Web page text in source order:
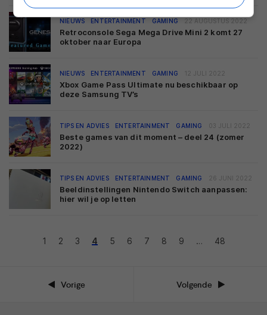
NIEUWS ENTERTAINMENT GAMING 22 AUGUSTUS 2022
Retroconsole Sega Mega Drive Mini 2 komt 27
oktober naar Europa
NIEUWS ENTERTAINMENT GAMING 12 JULI 2022
Xbox Game Pass Ultimate nu beschikbaar op
deze Samsung TV’s
TIPS EN ADVIES ENTERTAINMENT GAMING 03 JULI 2022
Beste games van dit moment – deel 24 (zomer
2022)
TIPS EN ADVIES ENTERTAINMENT GAMING 26 JUNI 2022
Beeldinstellingen Nintendo Switch aanpassen:
hier wil je op letten
1 2 3 4 5 6 7 8 9 … 48
Vorige Volgende